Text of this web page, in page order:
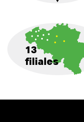
13
filiales